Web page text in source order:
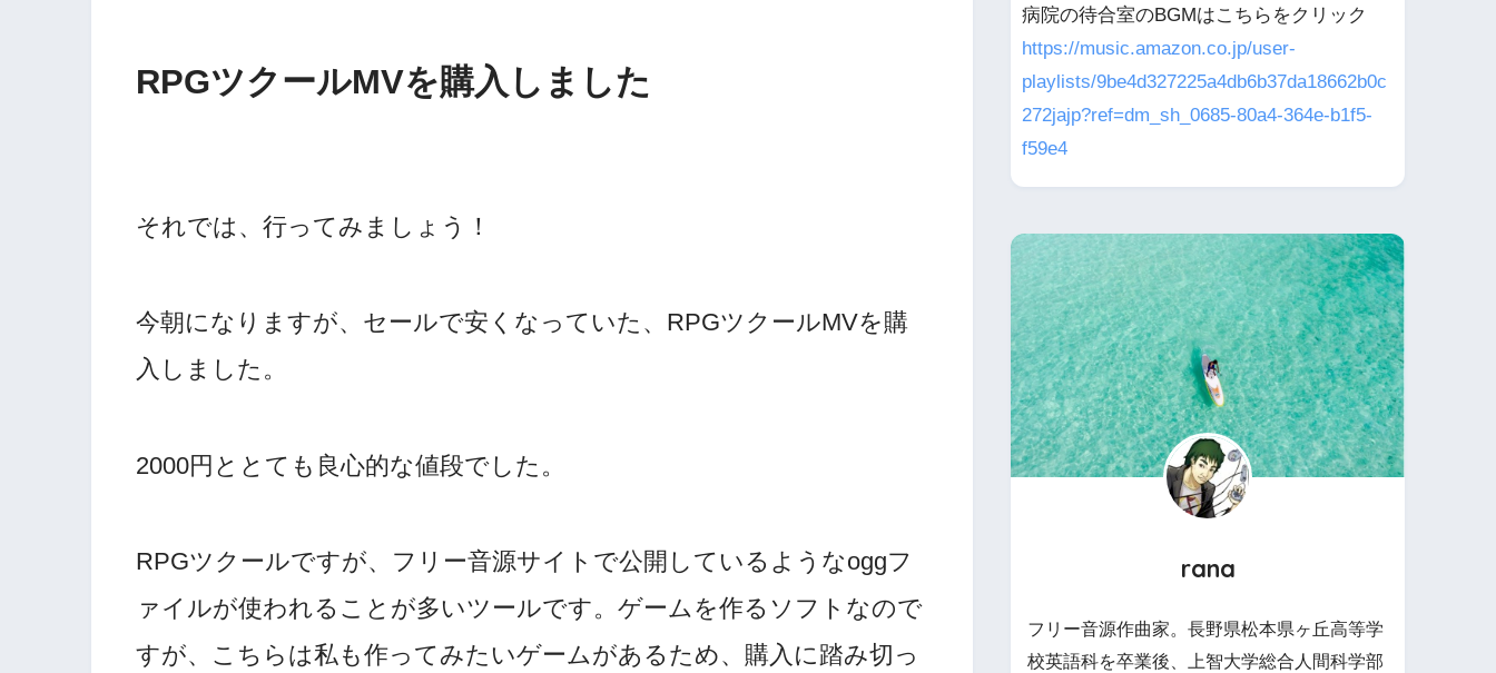
RPGツクールMVを購入しました
それでは、行ってみましょう！
今朝になりますが、セールで安くなっていた、RPGツクールMVを購
入しました。
2000円ととても良心的な値段でした。
RPGツクールですが、フリー音源サイトで公開しているようなoggフ
ァイルが使われることが多いツールです。ゲームを作るソフトなので
すが、こちらは私も作ってみたいゲームがあるため、購入に踏み切っ
病院の待合室のBGMはこちらをクリック
https://music.amazon.co.jp/user-
playlists/9be4d327225a4db6b37da18662b0c
272jajp?ref=dm_sh_0685-80a4-364e-b1f5-
f59e4
rana
フリー音源作曲家。長野県松本県ヶ丘高等学
校英語科を卒業後、上智大学総合人間科学部